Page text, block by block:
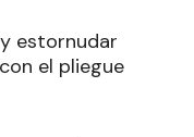
estornudar
el pliegue